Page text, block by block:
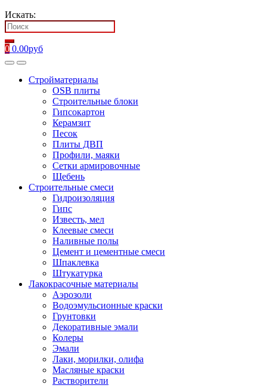
Искать:
0 0.00руб
Стройматериалы
OSB плиты
Строительные блоки
Гипсокартон
Керамзит
Песок
Плиты ДВП
Профили, маяки
Сетки армировочные
Щебень
Строительные смеси
Гидроизоляция
Гипс
Известь, мел
Клеевые смеси
Наливные полы
Цемент и цементные смеси
Шпаклевка
Штукатурка
Лакокрасочные материалы
Аэрозоли
Водоэмульсионные краски
Грунтовки
Декоративные эмали
Колеры
Эмали
Лаки, морилки, олифа
Масляные краски
Растворители